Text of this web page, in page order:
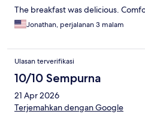
The breakfast was delicious.
Jonathan, perjalanan 3 malam
Ulasan terverifikasi
10/10 Sempurna
21 Apr 2026
Terjemahkan dengan Google